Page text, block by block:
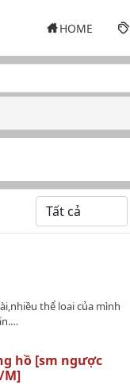
HOME
thể loai của mình
hồ [sm ngược
M]